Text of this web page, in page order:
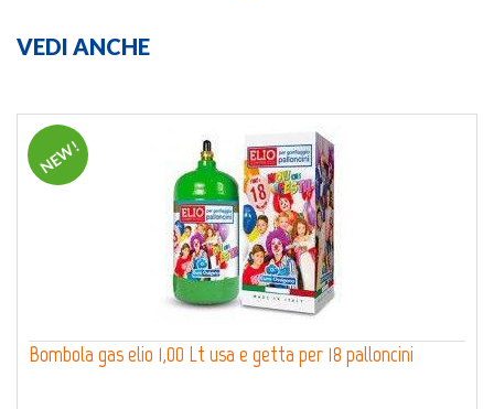
VEDI ANCHE
NEW!
Bombola gas elio 1,00 Lt usa e getta per 18 palloncini